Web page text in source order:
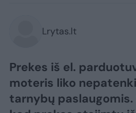
Lrytas.lt
Prekes iš el.
moteris liko
tarnybų